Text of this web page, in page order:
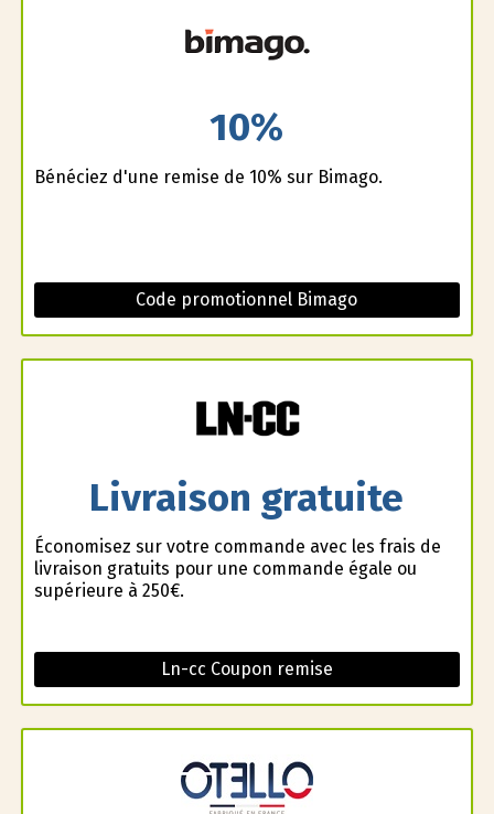
10%
Bénéficiez d'une remise de 10% sur Bimago.
Code promotionnel Bimago
Livraison gratuite
Économisez sur votre commande avec les frais de
livraison gratuits pour une commande égale ou
supérieure à 250€.
Ln-cc Coupon remise